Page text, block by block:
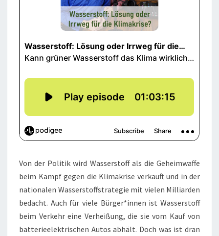
Von der Politik wird Wasserstoff als die Geheimwaffe
beim Kampf gegen die Klimakrise verkauft und in der
nationalen Wasserstoffstrategie mit vielen Milliarden
bedacht. Auch für viele Bürger*innen ist Wasserstoff
beim Verkehr eine Verheißung, die sie vom Kauf von
batterieelektrischen Autos abhält. Doch was ist dran